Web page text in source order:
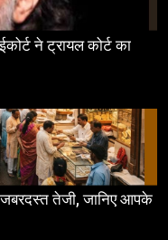
ने ट्रायल कोर्ट का
तेजी, जानिए आपके